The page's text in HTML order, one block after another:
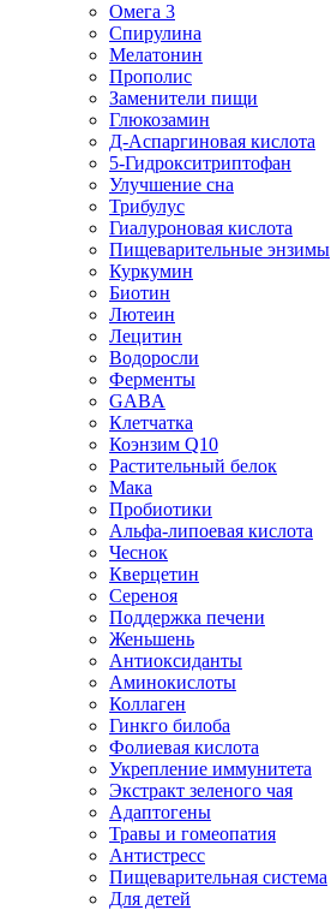
Омега 3
Спирулина
Мелатонин
Прополис
Заменители пищи
Глюкозамин
Д-Аспаргиновая кислота
5-Гидрокситриптофан
Улучшение сна
Трибулус
Гиалуроновая кислота
Пищеварительные энзимы
Куркумин
Биотин
Лютеин
Лецитин
Водоросли
Ферменты
GABA
Клетчатка
Коэнзим Q10
Растительный белок
Мака
Пробиотики
Альфа-липоевая кислота
Чеснок
Кверцетин
Сереноя
Поддержка печени
Женьшень
Антиоксиданты
Аминокислоты
Коллаген
Гинкго билоба
Фолиевая кислота
Укрепление иммунитета
Экстракт зеленого чая
Адаптогены
Травы и гомеопатия
Антистресс
Пищеварительная система
Для детей